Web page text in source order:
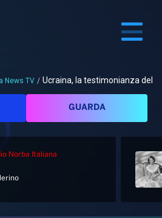
Cerca
News TV / Ucraina, la testimonianza
GUARDA
Norba Italiana